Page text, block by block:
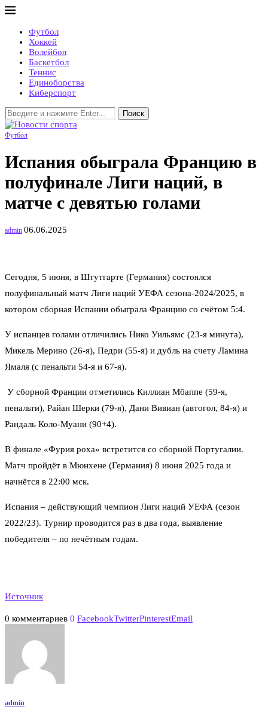
Футбол
Хоккей
Волейбол
Баскетбол
Теннис
Единоборства
Киберспорт
Поиск
Футбол
Испания обыграла Францию в
полуфинале Лиги наций, в
матче с девятью голами
admin 06.06.2025
Сегодня, 5 июня, в Штутгарте (Германия) состоялся
полуфинальный матч Лиги наций УЕФА сезона-2024/2025, в
котором сборная Испании обыграла Францию со счётом 5:4.
У испанцев голами отличились Нико Уильямс (23-я минута),
Микель Мерино (26-я), Педри (55-я) и дубль на счету Ламина
Ямаля (с пенальти 54-я и 67-я).
У сборной Франции отметились Киллиан Мбаппе (59-я,
пенальти), Райан Шерки (79-я), Дани Вивиан (автогол, 84-я) и
Рандаль Коло-Муани (90+4).
В финале «Фурия роха» встретится со сборной Португалии.
Матч пройдёт в Мюнхене (Германия) 8 июня 2025 года и
начнётся в 22:00 мск.
Испания – действующий чемпион Лиги наций УЕФА (сезон
2022/23). Турнир проводится раз в два года, выявление
победителя – по нечётным годам.
Источник
0 комментариев 0 FacebookTwitterPinterestEmail
admin